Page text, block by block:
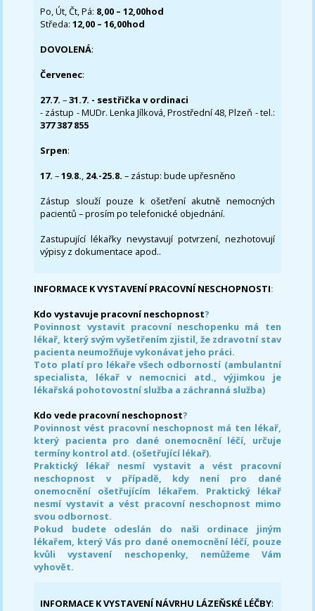
Po, Út, Čt, Pá: 8,00 – 12,00hod
Středa:12,00 – 16,00hod
DOVOLENÁ:
Červenec:
27.7.–31.7. - sestřička v ordinaci
- zástup - MUDr. Lenka Jílková, Prostřední 48, Plzeň - tel.:
377 387 855
Srpen:
17. –19.8., 24.-25.8. – zástup: bude upřesněno
Zástup slouží pouze k ošetření akutně nemocných
pacientů – prosím po telefonické objednání.
Zastupující lékařky nevystavují potvrzení, nezhotovují
výpisy z dokumentace apod..
INFORMACE K VYSTAVENÍ PRACOVNÍ NESCHOPNOSTI:
Kdo vystavuje pracovní neschopnost?
Povinnost vystavit pracovní neschopenku má ten
lékař, který svým vyšetřením zjistil, že zdravotní stav
pacienta neumožňuje vykonávat jeho práci.
Toto platí pro lékaře všech odborností (ambulantní
specialista, lékař v nemocnici atd., výjimkou je
lékařská pohotovostní služba a záchranná služba)
Kdo vede pracovní neschopnost?
Povinnost vést pracovní neschopnost má ten lékař,
který pacienta pro dané onemocnění léčí, určuje
termíny kontrol atd. (ošetřující lékař).
Praktický lékař nesmí vystavit a vést pracovní
neschopnost v případě, kdy není pro dané
onemocnění ošetřujícím lékařem. Praktický lékař
nesmí vystavit a vést pracovní neschopnost mimo
svou odbornost.
Pokud budete odeslán do naši ordinace jiným
lékařem, který Vás pro dané onemocnění léčí, pouze
kvůli vystavení neschopenky, nemůžeme Vám
vyhovět.
INFORMACE K VYSTAVENÍ NÁVRHU LÁZEŇSKÉ LÉČBY: